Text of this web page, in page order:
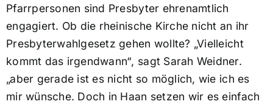
Pfarrpersonen sind Presbyter ehrenamtlich
engagiert. Ob die rheinische Kirche nicht an ihr
Presbyterwahlgesetz gehen wollte? „Vielleicht
kommt das irgendwann“, sagt Sarah Weidner.
„aber gerade ist es nicht so möglich, wie ich es
mir wünsche. Doch in Haan setzen wir es einfach